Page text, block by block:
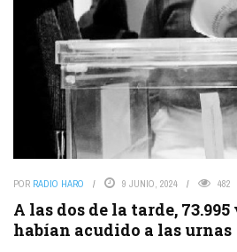
POR RADIO HARO 9 JUNIO, 2024 482
A las dos de la tarde, 73.995
habían acudido a las urnas